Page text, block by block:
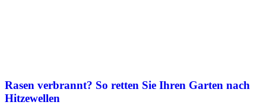
Rasen verbrannt? So retten Sie Ihren Garten nach
Hitzewellen